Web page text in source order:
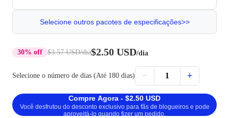
Selecione outros pacotes de especificações>>
30% off $3.57 USD/dia$2.50 USD/dia
Selecione o número de dias (Até 180 dias) − 1 +
Compre Agora - $2.50 USD
Você desfrutou do desconto exclusivo para fãs de blogueiros e pode
aproveitá-lo quando fizer um pedido.